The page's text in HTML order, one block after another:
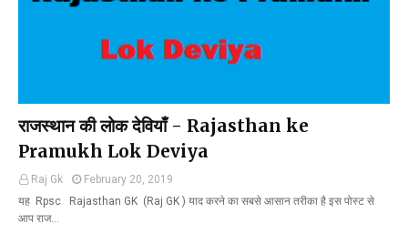
राजस्थान की लोक देवियाँ - Rajasthan ke
Pramukh Lok Deviya
Raj Gk
February 20, 2019
यह Rpsc Rajasthan GK (Raj GK ) याद करने का सबसे आसान तरीका है इस पोस्ट से
आप राज…